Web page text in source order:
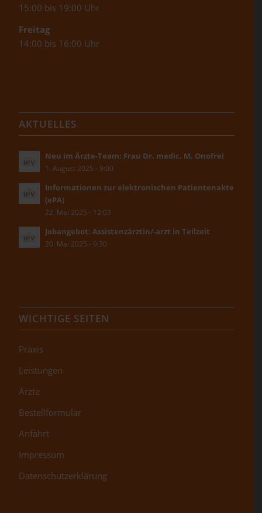
15:00 bis 19:00 Uhr
Freitag
14:00 bis 16:00 Uhr
AKTUELLES
Neu im Ärzte-Team: Frau Dr. medic. M. Onofrei
1. August 2025 - 9:00
Informationen zur elektronischen Patientenakte
(ePA)
22. Mai 2025 - 12:03
Jobangebot: Assistenzärztin/-arzt in Teilzeit
20. Mai 2025 - 9:30
WICHTIGE SEITEN
Praxis
Leistungen
Ärzte
Bestellformular
Anfahrt
Impressum
Datenschutzerklärung